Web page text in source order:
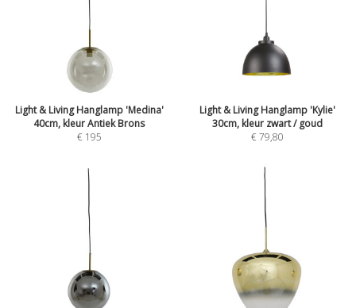
Light & Living Hanglamp 'Medina'
40cm, kleur Antiek Brons
€ 195
Light & Living Hanglamp 'Kylie'
30cm, kleur zwart / goud
€79,80